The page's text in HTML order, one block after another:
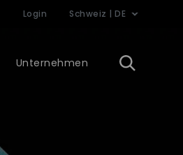
Login Schweiz | DE
Unternehmen